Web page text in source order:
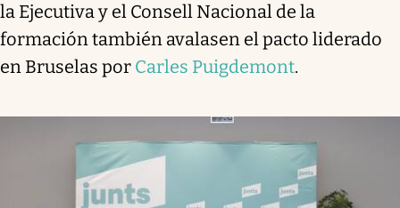
la Ejecutiva y el Consell Nacional de la
formación también avalasen el pacto liderado
en Bruselas por Carles Puigdemont.